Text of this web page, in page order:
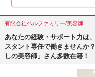
有限会社ベルファミリー/美容師
あなたの経験・サポート力は
スタント専任で働きませんか
しの美容師」さん多数在籍！